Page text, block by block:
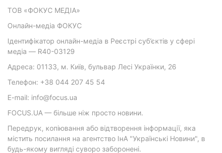
ТОВ «ФОКУС МЕДІА»
Онлайн-медіа ФОКУС
Ідентифікатор онлайн-медіа в Реєстрі суб’єктів у сфері
медіа — R40-03129
Адреса: 01133, м. Київ, бульвар Лесі Українки, 26
Телефон: +38 044 207 45 54
E-mail: info@focus.ua
FOCUS.UA — більше ніж просто новини.
Передрук, копіювання або відтворення інформації, яка
містить посилання на агентство ІнА "Українські Новини", в
будь-якому вигляді суворо заборонені.